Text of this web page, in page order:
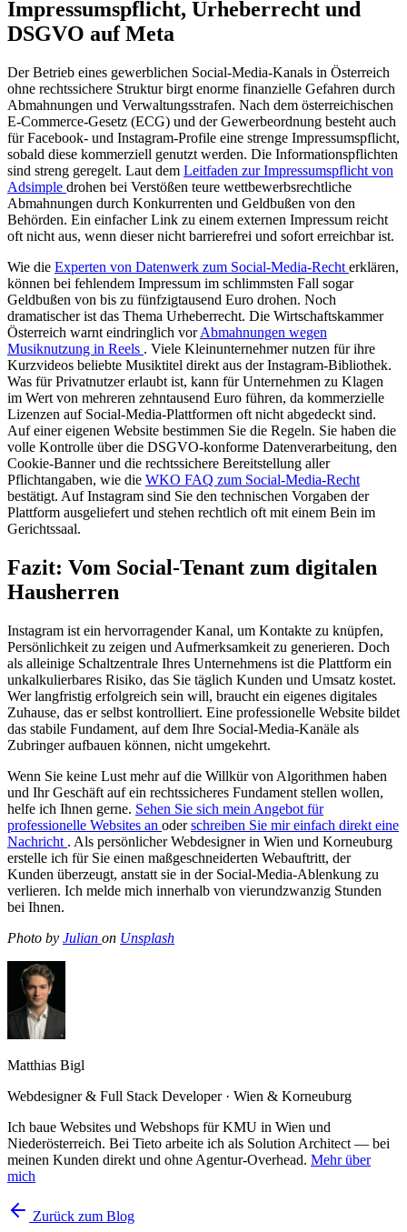
Impressumspflicht, Urheberrecht und
DSGVO auf Meta
Der Betrieb eines gewerblichen Social-Media-Kanals in Österreich
ohne rechtssichere Struktur birgt enorme finanzielle Gefahren durch
Abmahnungen und Verwaltungsstrafen. Nach dem österreichischen
E-Commerce-Gesetz (ECG) und der Gewerbeordnung besteht auch
für Facebook- und Instagram-Profile eine strenge Impressumspflicht,
sobald diese kommerziell genutzt werden. Die Informationspflichten
sind streng geregelt. Laut dem Leitfaden zur Impressumspflicht von
Adsimple drohen bei Verstößen teure wettbewerbsrechtliche
Abmahnungen durch Konkurrenten und Geldbußen von den
Behörden. Ein einfacher Link zu einem externen Impressum reicht
oft nicht aus, wenn dieser nicht barrierefrei und sofort erreichbar ist.
Wie die Experten von Datenwerk zum Social-Media-Recht erklären,
können bei fehlendem Impressum im schlimmsten Fall sogar
Geldbußen von bis zu fünfzigtausend Euro drohen. Noch
dramatischer ist das Thema Urheberrecht. Die Wirtschaftskammer
Österreich warnt eindringlich vorAbmahnungen wegen
Musiknutzung in Reels . Viele Kleinunternehmer nutzen für ihre
Kurzvideos beliebte Musiktitel direkt aus der Instagram-Bibliothek.
Was für Privatnutzer erlaubt ist, kann für Unternehmen zu Klagen
im Wert von mehreren zehntausend Euro führen, da kommerzielle
Lizenzen auf Social-Media-Plattformen oft nicht abgedeckt sind.
Auf einer eigenen Website bestimmen Sie die Regeln. Sie haben die
volle Kontrolle über die DSGVO-konforme Datenverarbeitung, den
Cookie-Banner und die rechtssichere Bereitstellung aller
Pflichtangaben, wie die WKO FAQ zum Social-Media-Recht
bestätigt. Auf Instagram sind Sie den technischen Vorgaben der
Plattform ausgeliefert und stehen rechtlich oft mit einem Bein im
Gerichtssaal.
Fazit: Vom Social-Tenant zum digitalen
Hausherren
Instagram ist ein hervorragender Kanal, um Kontakte zu knüpfen,
Persönlichkeit zu zeigen und Aufmerksamkeit zu generieren. Doch
als alleinige Schaltzentrale Ihres Unternehmens ist die Plattform ein
unkalkulierbares Risiko, das Sie täglich Kunden und Umsatz kostet.
Wer langfristig erfolgreich sein will, braucht ein eigenes digitales
Zuhause, das er selbst kontrolliert. Eine professionelle Website bildet
das stabile Fundament, auf dem Ihre Social-Media-Kanäle als
Zubringer aufbauen können, nicht umgekehrt.
Wenn Sie keine Lust mehr auf die Willkür von Algorithmen haben
und Ihr Geschäft auf ein rechtssicheres Fundament stellen wollen,
helfe ich Ihnen gerne. Sehen Sie sich mein Angebot für
professionelle Websites an oderschreiben Sie mir einfach direkt eine
Nachricht . Als persönlicher Webdesigner in Wien und Korneuburg
erstelle ich für Sie einen maßgeschneiderten Webauftritt, der
Kunden überzeugt, anstatt sie in der Social-Media-Ablenkung zu
verlieren. Ich melde mich innerhalb von vierundzwanzig Stunden
bei Ihnen.
Photo by Julian on Unsplash
Matthias Bigl
Webdesigner & Full Stack Developer · Wien & Korneuburg
Ich baue Websites und Webshops für KMU in Wien und
Niederösterreich. Bei Tieto arbeite ich als Solution Architect — bei
meinen Kunden direkt und ohne Agentur-Overhead. Mehr über
mich
Zurück zum Blog